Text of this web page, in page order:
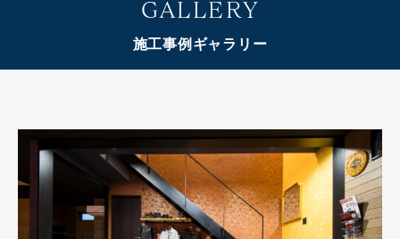
GALLERY
施工事例ギャラリー